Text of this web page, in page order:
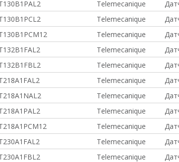
Telemecanique
Telemecanique
Telemecanique
Telemecanique
Telemecanique
Telemecanique
Telemecanique
Telemecanique
Telemecanique
Telemecanique
Telemecanique